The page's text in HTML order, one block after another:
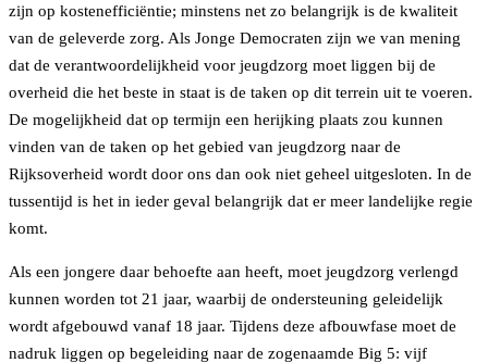
zijn op kostenefficiëntie; minstens net zo belangrijk is de kwaliteit
van de geleverde zorg. Als Jonge Democraten zijn we van mening
dat de verantwoordelijkheid voor jeugdzorg moet liggen bij de
overheid die het beste in staat is de taken op dit terrein uit te voeren.
De mogelijkheid dat op termijn een herijking plaats zou kunnen
vinden van de taken op het gebied van jeugdzorg naar de
Rijksoverheid wordt door ons dan ook niet geheel uitgesloten. In de
tussentijd is het in ieder geval belangrijk dat er meer landelijke regie
komt.
Als een jongere daar behoefte aan heeft, moet jeugdzorg verlengd
kunnen worden tot 21 jaar, waarbij de ondersteuning geleidelijk
wordt afgebouwd vanaf 18 jaar. Tijdens deze afbouwfase moet de
nadruk liggen op begeleiding naar de zogenaamde Big 5: vijf